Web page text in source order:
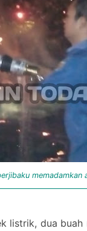
memadamkan
listrik, dua